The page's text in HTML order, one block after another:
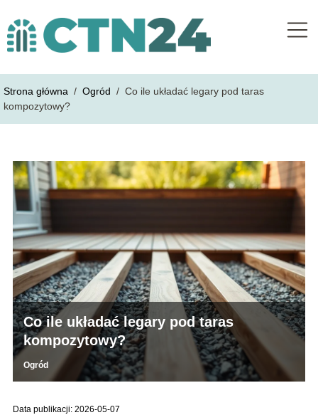
Strona główna / Ogród / Co ile układać legary pod taras
kompozytowy?
Co ile układać legary pod taras
kompozytowy?
Ogród
Data publikacji: 2026-05-07